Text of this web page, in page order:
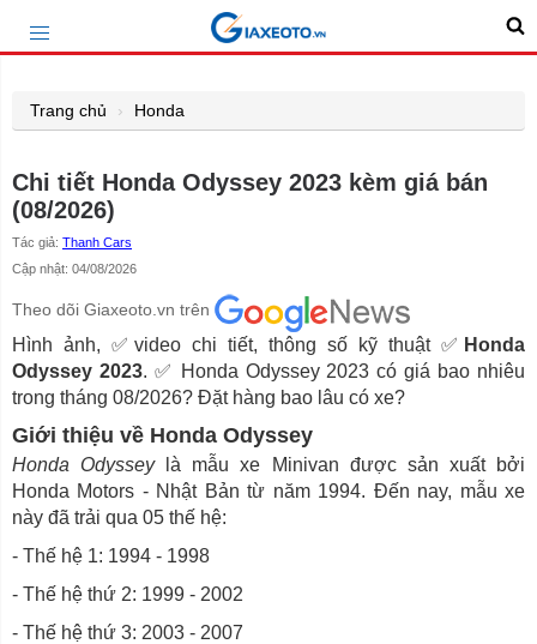
Trang chủ Honda
Chi tiết Honda Odyssey 2023 kèm giá bán
(08/2026)
Tác giả: Thanh Cars
Cập nhật: 04/08/2026
Theo dõi Giaxeoto.vn trên
Hình ảnh, ✅video chi tiết, thông số kỹ thuật ✅ Honda
Odyssey 2023. ✅ Honda Odyssey 2023 có giá bao nhiêu
trong tháng 08/2026? Đặt hàng bao lâu có xe?
Giới thiệu về Honda Odyssey
Honda Odysseylà mẫu xe Minivan được sản xuất bởi
Honda Motors - Nhật Bản từ năm 1994. Đến nay, mẫu xe
này đã trải qua 05 thế hệ:
- Thế hệ 1: 1994 - 1998
- Thế hệ thứ 2: 1999 - 2002
- Thế hệ thứ 3: 2003 - 2007